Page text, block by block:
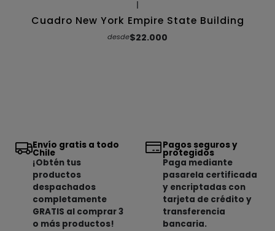
Cuadro New York Empire State Building
desde$22.000
Envío gratis a todo
Chile
¡Obtén tus
productos
despachados
completamente
GRATIS al comprar 3
o más productos!
Pagos seguros y
protegidos
Paga mediante
pasarela certificada
y encriptadas con
tarjeta de crédito y
transferencia
bancaria.